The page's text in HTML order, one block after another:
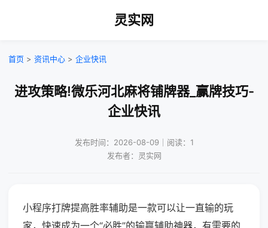
灵实网
首页 > 资讯中心 > 企业快讯
进攻策略!微乐河北麻将铺牌器_赢牌技巧-
企业快讯
发布时间：2026-08-09｜阅读：1
发布者：灵实网
小程序打牌提高胜率辅助是一款可以让一直输的玩
家，快速成为一个“必胜”的输赢辅助神器，有需要的